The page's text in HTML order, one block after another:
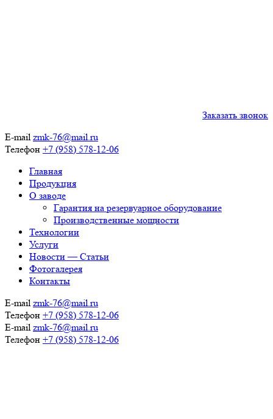
Заказать звонок
E-mail zmk-76@mail.ru
Телефон +7 (958) 578-12-06
Главная
Продукция
О заводе
Гарантия на резервуарное оборудование
Производственные мощности
Технологии
Услуги
Новости — Статьи
Фотогалерея
Контакты
E-mail zmk-76@mail.ru
Телефон +7 (958) 578-12-06
E-mail zmk-76@mail.ru
Телефон +7 (958) 578-12-06